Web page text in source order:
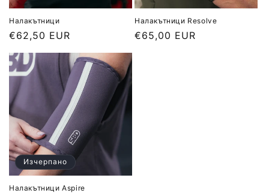
Налакътници
Обичайна
цена
€62,50 EUR
Налакътници Resolve
Обичайна
€65,00 EUR
Изчерпано
Налакътници Aspire